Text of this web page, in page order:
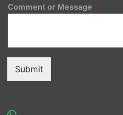
Comment or Message *
Submit